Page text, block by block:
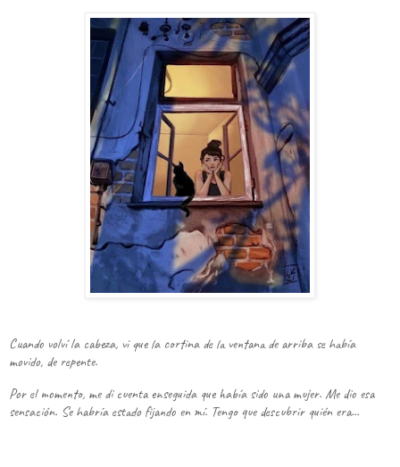
Cuando volví la cabeza, vi que la cortina de la ventana de arriba se había
movido, de repente.
Por el momento, me di cuenta enseguida que había sido una mujer. Me dio esa
sensación. Se habría estado fijando en mí. Tengo que descubrir quién era...